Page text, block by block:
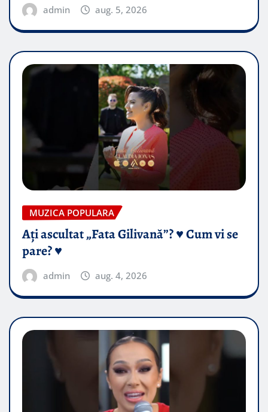
admin aug. 5, 2026
MUZICA POPULARA
Ați ascultat „Fata Gilivană”? ♥️ Cum vi se
pare? ♥️
admin aug. 4, 2026